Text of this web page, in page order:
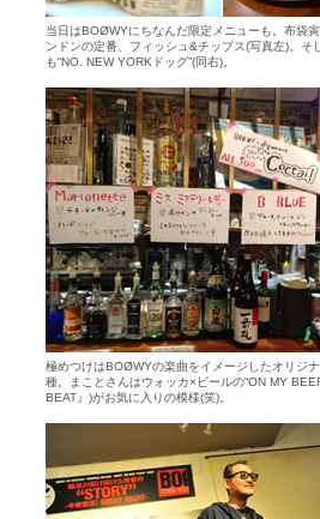
当日はBOØWYにちなんだ限定メニューも。布袋
ンドンの定番、フィッシュ&チップス(写真左)。そ
も“NO. NEW YORKドッグ”(同右)。
極めつけはBOØWYの楽曲をイメージしたオリジ
種。まことさんはウォッカ×ビールの“ON MY
BEAT』)がお気に入りの模様(笑)。